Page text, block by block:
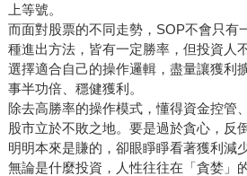
上等號。
而面對股票的不同走勢，SOP不會只有
種進出方法，皆有一定勝率，但投資人
選擇適合自己的操作邏輯，盡量讓獲利
事半功倍、穩健獲利。
除去高勝率的操作模式，懂得資金控管
股市立於不敗之地。要是過於貪心，反
明明本來是賺的，卻眼睜睜看著獲利減
無論是什麼投資，人性往往在「貪婪」